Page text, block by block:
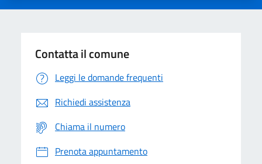
Contatta il comune
Leggi le domande frequenti
Richiedi assistenza
Chiama il numero
Prenota appuntamento